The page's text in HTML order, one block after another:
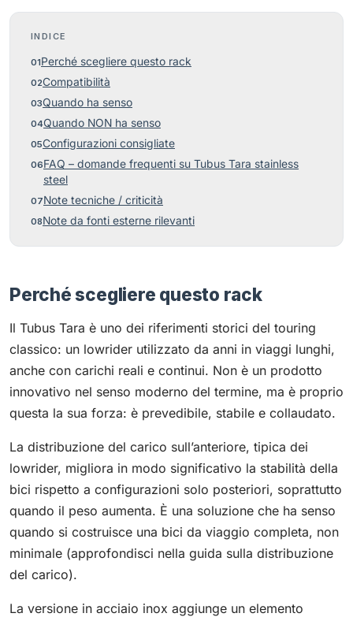
INDICE
Perché scegliere questo rack
Compatibilità
Quando ha senso
Quando NON ha senso
Configurazioni consigliate
FAQ – domande frequenti su Tubus Tara stainless
steel
Note tecniche / criticità
Note da fonti esterne rilevanti
Perché scegliere questo rack
Il Tubus Tara è uno dei riferimenti storici del touring
classico: un lowrider utilizzato da anni in viaggi lunghi,
anche con carichi reali e continui. Non è un prodotto
innovativo nel senso moderno del termine, ma è proprio
questa la sua forza: è prevedibile, stabile e collaudato.
La distribuzione del carico sull’anteriore, tipica dei
lowrider, migliora in modo significativo la stabilità della
bici rispetto a configurazioni solo posteriori, soprattutto
quando il peso aumenta. È una soluzione che ha senso
quando si costruisce una bici da viaggio completa, non
minimale (approfondisci nella guida sulla distribuzione
del carico).
La versione in acciaio inox aggiunge un elemento